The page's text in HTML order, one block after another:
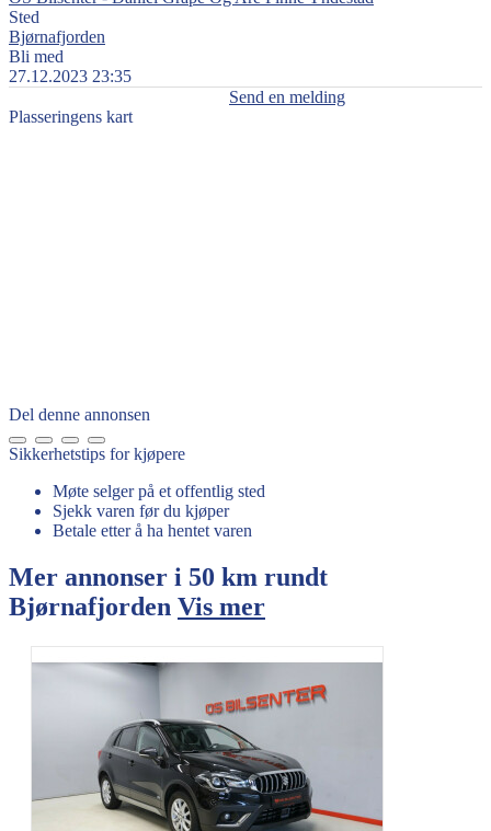
Sted
Bjørnafjorden
Bli med
27.12.2023 23:35
Send en melding
Plasseringens kart
Del denne annonsen
Sikkerhetstips for kjøpere
Møte selger på et offentlig sted
Sjekk varen før du kjøper
Betale etter å ha hentet varen
Mer annonser i 50 km rundt
Bjørnafjorden Vis mer